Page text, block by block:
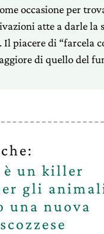
occasione per
atte a darle la
Il piacere di “farcela
di quello del
un killer
gli
una nuova